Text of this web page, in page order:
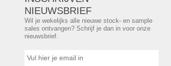
NIEUWSBRIEF
Wil je wekelijks alle nieuwe stock- en sample
sales ontvangen? Schrijf je dan in voor onze
nieuwsbrief.